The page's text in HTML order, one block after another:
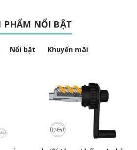
PHẨM NỔI BẬT
Nổi bật Khuyến mãi